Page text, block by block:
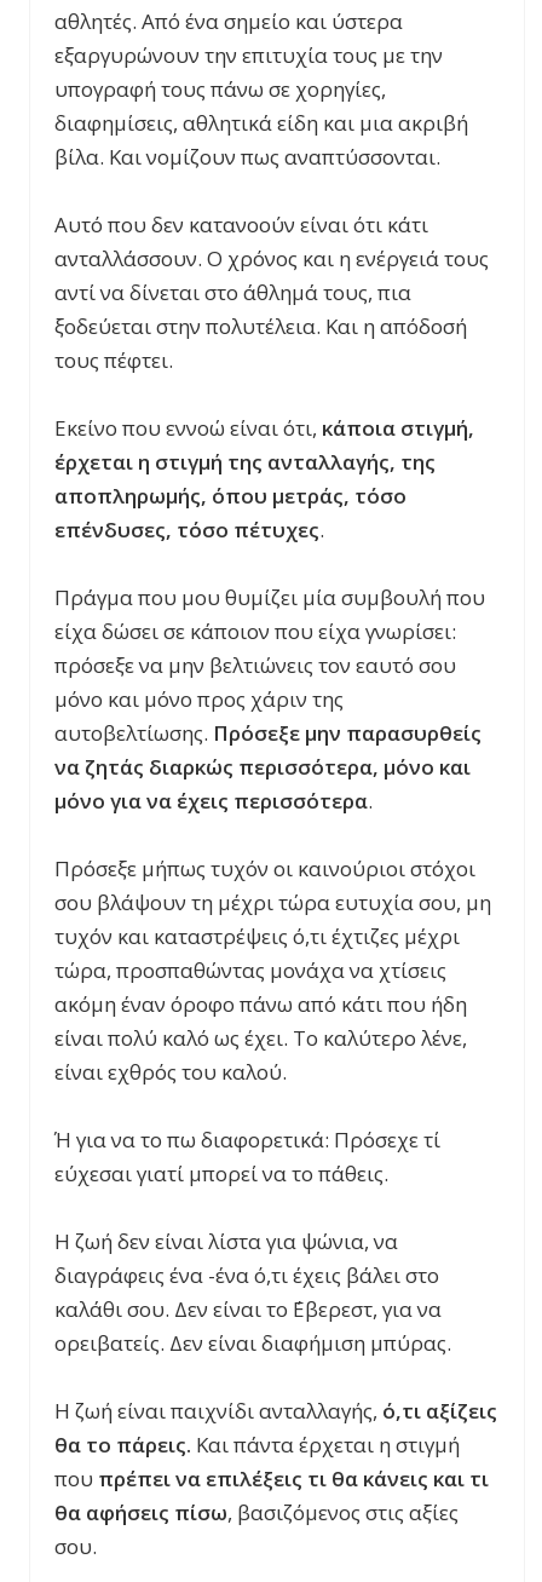
αθλητές. Από ένα σημείο και ύστερα
εξαργυρώνουν την επιτυχία τους με την
υπογραφή τους πάνω σε χορηγίες,
διαφημίσεις, αθλητικά είδη και μια ακριβή
βίλα. Και νομίζουν πως αναπτύσσονται.
Αυτό που δεν κατανοούν είναι ότι κάτι
ανταλλάσσουν. Ο χρόνος και η ενέργειά τους
αντί να δίνεται στο άθλημά τους, πια
ξοδεύεται στην πολυτέλεια. Και η απόδοσή
τους πέφτει.
Εκείνο που εννοώ είναι ότι, κάποια στιγμή,
έρχεται η στιγμή της ανταλλαγής, της
αποπληρωμής, όπου μετράς, τόσο
επένδυσες, τόσο πέτυχες.
Πράγμα που μου θυμίζει μία συμβουλή που
είχα δώσει σε κάποιον που είχα γνωρίσει:
πρόσεξε να μην βελτιώνεις τον εαυτό σου
μόνο και μόνο προς χάριν της
αυτοβελτίωσης. Πρόσεξε μην παρασυρθείς
να ζητάς διαρκώς περισσότερα, μόνο και
μόνο για να έχεις περισσότερα.
Πρόσεξε μήπως τυχόν οι καινούριοι στόχοι
σου βλάψουν τη μέχρι τώρα ευτυχία σου, μη
τυχόν και καταστρέψεις ό,τι έχτιζες μέχρι
τώρα, προσπαθώντας μονάχα να χτίσεις
ακόμη έναν όροφο πάνω από κάτι που ήδη
είναι πολύ καλό ως έχει. Το καλύτερο λένε,
είναι εχθρός του καλού.
Ή για να το πω διαφορετικά: Πρόσεχε τί
εύχεσαι γιατί μπορεί να το πάθεις.
Η ζωή δεν είναι λίστα για ψώνια, να
διαγράφεις ένα -ένα ό,τι έχεις βάλει στο
καλάθι σου. Δεν είναι το ΄Εβερεστ, για να
ορειβατείς. Δεν είναι διαφήμιση μπύρας.
Η ζωή είναι παιχνίδι ανταλλαγής, ό,τι αξίζεις
θα το πάρεις. Και πάντα έρχεται η στιγμή
που πρέπει να επιλέξεις τι θα κάνεις και τι
θα αφήσεις πίσω, βασιζόμενος στις αξίες
σου.